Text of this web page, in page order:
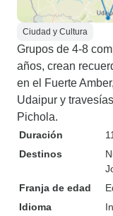
Ciudad y Cultura
Grupos de 4-8
años, crean
en el Fuerte
Udaipur y
Pichola.
Duración
Destinos
Franja de edad
Idioma